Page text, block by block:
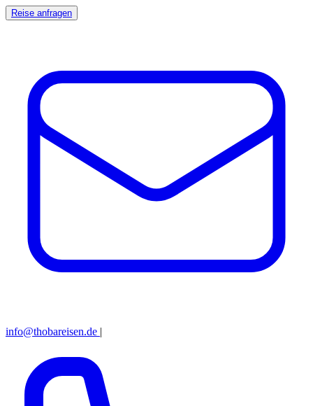
Reise anfragen
info@thobareisen.de |